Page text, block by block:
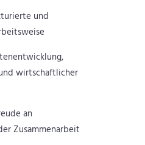
und
wirtschaftlicher
an
Zusammenarbeit